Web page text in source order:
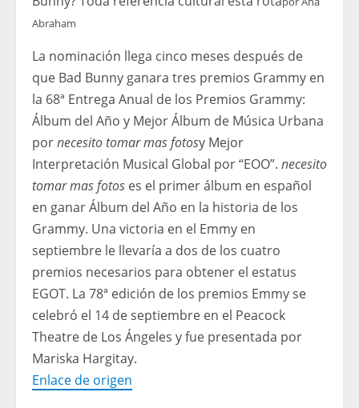
Abraham
La nominación llega cinco meses después de
que Bad Bunny ganara tres premios Grammy en
la 68ª Entrega Anual de los Premios Grammy:
Álbum del Año y Mejor Álbum de Música Urbana
pornecesito tomar mas fotosy Mejor
Interpretación Musical Global por “EOO”. necesito
tomar mas fotos es el primer álbum en español
en ganar Álbum del Año en la historia de los
Grammy. Una victoria en el Emmy en
septiembre le llevaría a dos de los cuatro
premios necesarios para obtener el estatus
EGOT. La 78ª edición de los premios Emmy se
celebró el 14 de septiembre en el Peacock
Theatre de Los Ángeles y fue presentada por
Mariska Hargitay.
Enlace de origen